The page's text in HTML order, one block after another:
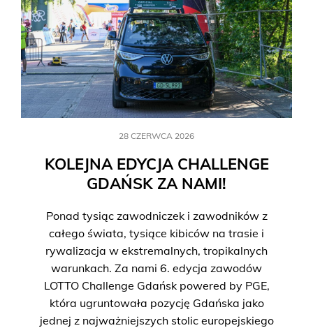
28 CZERWCA 2026
KOLEJNA EDYCJA CHALLENGE
GDAŃSK ZA NAMI!
Ponad tysiąc zawodniczek i zawodników z
całego świata, tysiące kibiców na trasie i
rywalizacja w ekstremalnych, tropikalnych
warunkach. Za nami 6. edycja zawodów
LOTTO Challenge Gdańsk powered by PGE,
która ugruntowała pozycję Gdańska jako
jednej z najważniejszych stolic europejskiego